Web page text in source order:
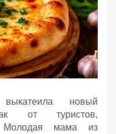
выкатеила новый
от туристов,
Молодая мама из